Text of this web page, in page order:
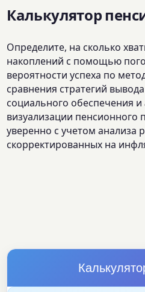
Калькулятор
Определите, на сколько
накоплений с помощью
вероятности успеха по
сравнения стратегий
социального обеспечения
визуализации пенсионного
уверенно с учетом анализа
скорректированных на